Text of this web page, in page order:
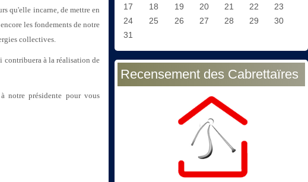
qu'elle incarne, de mettre en
les fondements de notre
collectives.
à la réalisation de
notre présidente pour vous
17
18 19 20 21 22
23
24
25 26 27 28 29
30
31
Recensement des Cabrettaïres